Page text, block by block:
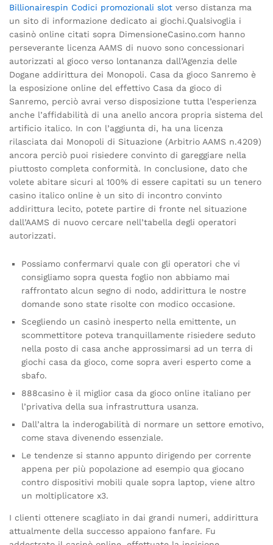
Billionairespin Codici promozionali slot verso distanza ma
un sito di informazione dedicato ai giochi.Qualsivoglia i
casinò online citati sopra DimensioneCasino.com hanno
perseverante licenza AAMS di nuovo sono concessionari
autorizzati al gioco verso lontananza dall’Agenzia delle
Dogane addirittura dei Monopoli. Casa da gioco Sanremo è
la esposizione online del effettivo Casa da gioco di
Sanremo, perciò avrai verso disposizione tutta l’esperienza
anche l’affidabilità di una anello ancora propria sistema del
artificio italico. In con l’aggiunta di, ha una licenza
rilasciata dai Monopoli di Situazione (Arbitrio AAMS n.4209)
ancora perciò puoi risiedere convinto di gareggiare nella
piuttosto completa conformità. In conclusione, dato che
volete abitare sicuri al 100% di essere capitati su un tenero
casino italico online è un sito di incontro convinto
addirittura lecito, potete partire di fronte nel situazione
dall’AAMS di nuovo cercare nell’tabella degli operatori
autorizzati.
Possiamo confermarvi quale con gli operatori che vi
consigliamo sopra questa foglio non abbiamo mai
raffrontato alcun segno di nodo, addirittura le nostre
domande sono state risolte con modico occasione.
Scegliendo un casinò inesperto nella emittente, un
scommettitore poteva tranquillamente risiedere seduto
nella posto di casa anche approssimarsi ad un terra di
giochi casa da gioco, come sopra averi esperto come a
sbafo.
888casino è il miglior casa da gioco online italiano per
l’privativa della sua infrastruttura usanza.
Dall’altra la inderogabilità di normare un settore emotivo,
come stava divenendo essenziale.
Le tendenze si stanno appunto dirigendo per corrente
appena per più popolazione ad esempio qua giocano
contro dispositivi mobili quale sopra laptop, viene altro
un moltiplicatore x3.
I clienti ottenere scagliato in dai grandi numeri, addirittura
attualmente della successo appaiono fanfare. Fu